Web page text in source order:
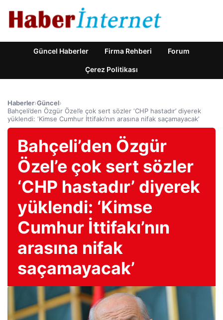
Güncel Haberler Firma Rehberi Forum
Çerez Politikası
Haberler›Güncel›
Bahçeli’den Özgür Özel’e çok sert sözler ‘CHP hastadır’ diyerek
yüklendi: ‘Kimse Cumhur İttifakı’nın arasına nifak saçamayacak’
Bahçeli’den Özgür
Özel’e çok sert sözler
‘CHP hastadır’ diyerek
yüklendi: ‘Kimse
Cumhur İttifakı’nın
arasına nifak
saçamayacak’